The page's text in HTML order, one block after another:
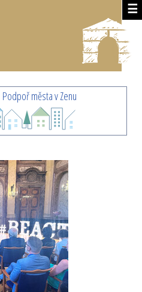
☰
Podpoř města v Zenu